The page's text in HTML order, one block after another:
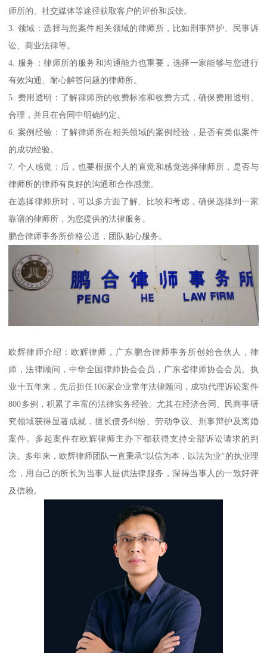
师所的、社交媒体等途径获取客户的评价和反馈。
3. 领域：选择与您案件相关领域的律师所，比如刑事辩护、民事诉
讼、商业法律等。
4. 服务：律师所的服务和沟通能力也重要，选择一家能够与您进行
有效沟通、耐心解答问题的律师所。
5. 费用透明：了解律师所的收费标准和收费方式，确保费用透明、
合理，并且在合同中明确约定。
6. 案例经验：了解律师所在相关领域的案例经验，是否有类似案件
的成功经验。
7. 个人感觉：后，也要根据个人的直觉和感觉选择律师所，是否与
律师所的律师有良好的沟通和合作感觉。
在选择律师所时，可以多方面了解、比较和考虑，确保选择到一家
靠谱的律师所，为您提供的法律服务。
鹏合律师事务所价格公道，团队贴心服务。
欧辉律师介绍：欧辉律师，广东鹏合律师事务所创始合伙人，律
师，法律顾问，中华全国律师协会会员，广东省律师协会会员。执
业十五年来，先后担任106家企业常年法律顾问，成功代理诉讼案件
800多例，积累了丰富的法律实务经验。尤其在经济合同、民商事研
究领域获得显著成就，擅长债务纠纷、劳动争议、刑事辩护及离婚
案件。多起案件在欧辉律师主办下都获得支持全部诉讼请求的判
决。多年来，欧辉律师团队一直秉承“以信为本，以法为业”的执业理
念，用自己的所长为当事人提供法律服务，深得当事人的一致好评
及信赖。